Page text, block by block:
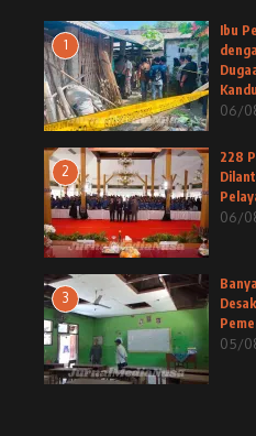
1
Ibu
06/
2
228
06/
3
05/